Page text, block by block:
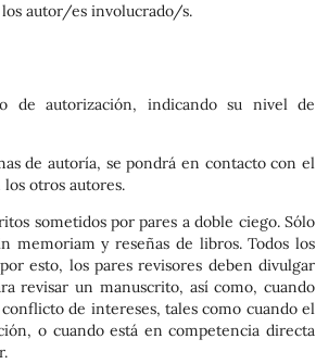
autor/es involucrado/s.
de autorización, indicando su nivel de
de autoría, se pondrá en contacto con el
otros autores.
sometidos por pares a doble ciego. Sólo
memoriam y reseñas de libros. Todos los
esto, los pares revisores deben divulgar
revisar un manuscrito, así como, cuando
de intereses, tales como cuando el
o cuando está en competencia directa